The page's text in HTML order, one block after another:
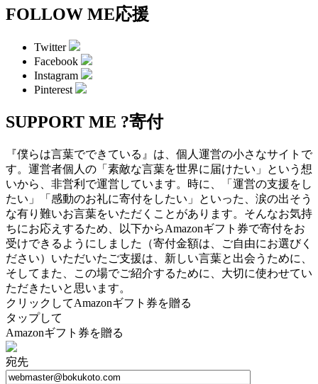
FOLLOW ME応援
Twitter
Facebook
Instagram
Pinterest
SUPPORT ME ?寄付
『僕らは言葉でできている』は、個人運営の小さなサイトで
す。運営者個人の「素敵な言葉を世界に届けたい」という想
いから、非営利で運営しています。時に、「運営の支援をし
たい」「感動のお礼に寄付をしたい」といった、涙の出そう
な有り難いお言葉をいただくことがあります。そんなお気持
ちにお応えするため、以下からAmazonギフト券で寄付をお
受けできるようにしました（寄付金額は、ご自由にお選びく
ださい）いただいたご支援は、新しい言葉と出会うために、
そしてまた、この場でご紹介するために、大切に使わせてい
ただきたいと思います。
クリックしてAmazonギフト券を贈る
タップして
Amazonギフト券を贈る
宛先